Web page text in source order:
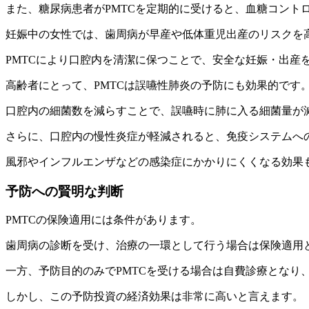
また、糖尿病患者がPMTCを定期的に受けると、血糖コン
妊娠中の女性では、歯周病が早産や低体重児出産のリスクを
PMTCにより口腔内を清潔に保つことで、安全な妊娠・出産
高齢者にとって、PMTCは誤嚥性肺炎の予防にも効果的です
口腔内の細菌数を減らすことで、誤嚥時に肺に入る細菌量
さらに、口腔内の慢性炎症が軽減されると、免疫システム
風邪やインフルエンザなどの感染症にかかりにくくなる効果
予防への賢明な判断
PMTCの保険適用には条件があります。
歯周病の診断を受け、治療の一環として行う場合は保険適用
一方、予防目的のみでPMTCを受ける場合は自費診療となり
しかし、この予防投資の経済効果は非常に高いと言えます。